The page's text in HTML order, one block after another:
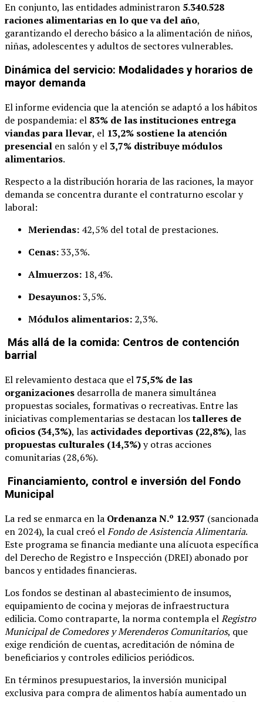
En conjunto, las entidades administraron 5.340.528
raciones alimentarias en lo que va del año,
garantizando el derecho básico a la alimentación de niños,
niñas, adolescentes y adultos de sectores vulnerables.
Dinámica del servicio: Modalidades y horarios de
mayor demanda
El informe evidencia que la atención se adaptó a los hábitos
de pospandemia: el 83% de las instituciones entrega
viandas para llevar, el 13,2% sostiene la atención
presencial en salón y el 3,7% distribuye módulos
alimentarios.
Respecto a la distribución horaria de las raciones, la mayor
demanda se concentra durante el contraturno escolar y
laboral:
Meriendas: 42,5% del total de prestaciones.
Cenas:33,3%.
Almuerzos: 18,4%.
Desayunos:3,5%.
Módulos alimentarios: 2,3%.
Más allá de la comida: Centros de contención
barrial
El relevamiento destaca que el75,5% de las
organizaciones desarrolla de manera simultánea
propuestas sociales, formativas o recreativas. Entre las
iniciativas complementarias se destacan lostalleres de
oficios (34,3%), las actividades deportivas (22,8%), las
propuestas culturales (14,3%)y otras acciones
comunitarias (28,6%).
Financiamiento, control e inversión del Fondo
Municipal
La red se enmarca en la Ordenanza N.º 12.937 (sancionada
en 2024), la cual creó elFondo de Asistencia Alimentaria.
Este programa se financia mediante una alícuota específica
del Derecho de Registro e Inspección (DREI) abonado por
bancos y entidades financieras.
Los fondos se destinan al abastecimiento de insumos,
equipamiento de cocina y mejoras de infraestructura
edilicia. Como contraparte, la norma contempla elRegistro
Municipal de Comedores y Merenderos Comunitarios, que
exige rendición de cuentas, acreditación de nómina de
beneficiarios y controles edilicios periódicos.
En términos presupuestarios, la inversión municipal
exclusiva para compra de alimentos había aumentado un